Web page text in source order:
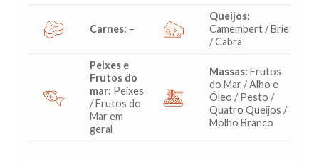
Carnes: –
Queijos:
Camembert / Brie
/ Cabra
Peixes e
Frutos do
mar: Peixes
/ Frutos do
Mar em
geral
Massas: Frutos
do Mar / Alho e
Óleo / Pesto /
Quatro Queijos /
Molho Branco